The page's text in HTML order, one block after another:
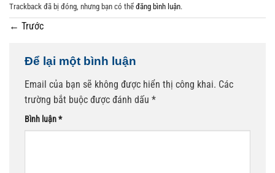
Trackback đã bị đóng, nhưng bạn có thể đăng bình luận.
← Trước
Để lại một bình luận
Email của bạn sẽ không được hiển thị công khai. Các
trường bắt buộc được đánh dấu *
Bình luận*